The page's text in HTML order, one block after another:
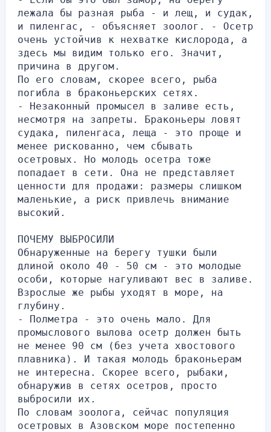
лежала бы разная рыба - и лещ, и судак,
и пиленгас, - объясняет зоолог. - Осетр
очень устойчив к нехватке кислорода, а
здесь мы видим только его. Значит,
причина в другом.
По его словам, скорее всего, рыба
погибла в браконьерских сетях.
- Незаконный промысел в заливе есть,
несмотря на запреты. Браконьеры ловят
судака, пиленгаса, леща - это проще и
менее рискованно, чем сбывать
осетровых. Но молодь осетра тоже
попадает в сети. Она не представляет
ценности для продажи: размеры слишком
маленькие, а риск привлечь внимание
высокий.
ПОЧЕМУ ВЫБРОСИЛИ
Обнаруженные на берегу тушки были
длиной около 40 - 50 см - это молодые
особи, которые нагуливают вес в заливе.
Взрослые же рыбы уходят в море, на
глубину.
- Полметра - это очень мало. Для
промыслового вылова осетр должен быть
не менее 90 см (без учета хвостового
плавника). И такая молодь браконьерам
не интересна. Скорее всего, рыбаки,
обнаружив в сетях осетров, просто
выбросили их.
По словам зоолога, сейчас популяция
осетровых в Азовском море постепенно